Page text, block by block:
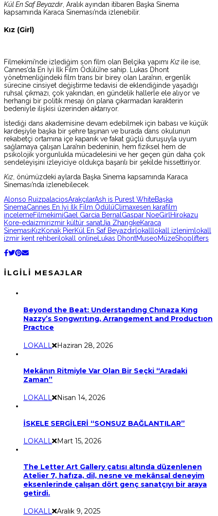
Kül En Saf Beyazdır, Aralık ayından itibaren Başka Sinema
kapsamında Karaca Sineması’nda izlenebilir.
Kız (Girl)
Filmekimi’nde izlediğim son film olan Belçika yapımı Kız ile ise,
Cannes’da En İyi İlk Film Ödülü’ne sahip. Lukas Dhont
yönetmenliğindeki film trans bir birey olan Lara’nın, ergenlik
sürecine cinsiyet değiştirme tedavisi de eklendiğinde yaşadığı
ruhsal çıkmazı, çok yakından, en gündelik hallerle ele alıyor ve
herhangi bir politik mesajı ön plana çıkarmadan karakterin
bedeniyle ilişkisi üzerinden aktarıyor.
İstediği dans akademisine devam edebilmek için babası ve küçük
kardeşiyle başka bir şehre taşınan ve burada dans okulunun
rekabetçi ortamına içe kapanık ve fakat güçlü duruşuyla uyum
sağlamaya çalışan Lara’nın bedeninin, hem fiziksel hem de
psikolojik yorgunlukla mücadelesini ve her geçen gün daha çok
sendeleyişini izleyiciye oldukça başarılı bir şekilde hissettiriyor.
Kız , önümüzdeki aylarda Başka Sinema kapsamında Karaca
Sineması’nda izlenebilecek.
Alonso RuizpalaciosArakçılarAsh is Purest WhiteBaşka
SinemaCannes En İyi İlk Film ÖdülüClimaxesen karafilm
incelemeFilmekimiGael Garcia Bernal Gaspar NoeGirl Hirokazu
Kore-edaizmirizmir kültür sanatJia ZhangkeKaraca
SinemasıKızKonak PierKül En Saf Beyazdır lokall lokall izlenim lokall
izmir kent rehberi lokall online Lukas DhontMuseoMüzeShoplifters
İLGILI MESAJLAR
Beyond the Beat: Understandıng Chınaza Kıng
Nazzy’s Songwrıtıng, Arrangement and Productıon
Practıce
LOKALL Haziran 28, 2026
Mekânın Ritmiyle Var Olan Bir Seçki “Aradaki
Zaman”
LOKALL Nisan 14, 2026
İSKELE SERGİLERİ “SONSUZ BAĞLANTILAR”
LOKALL Mart 15, 2026
The Letter Art Gallery çatısı altında düzenlenen
Atelier 7, hafıza, dil, nesne ve mekânsal deneyim
eksenlerinde çalışan dört genç sanatçıyı bir araya
getirdi.
LOKALL Aralık 9, 2025